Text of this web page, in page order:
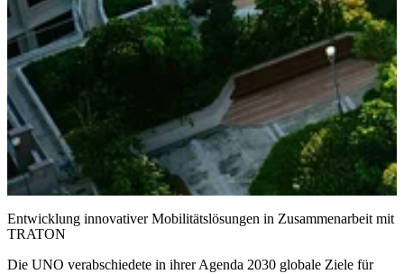
Entwicklung innovativer Mobilitätslösungen in Zusammenarbeit mit
TRATON
Die UNO verabschiedete in ihrer Agenda 2030 globale Ziele für